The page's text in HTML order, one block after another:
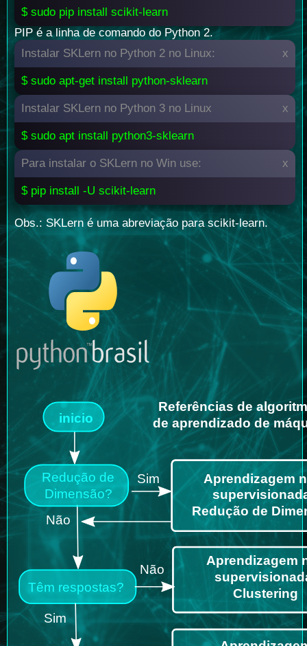
$ sudo pip install scikit-learn
PIP é a linha de comando do Python 2.
Instalar SKLern no Python 2 no Linux:
x
$ sudo apt-get install python-sklearn
Instalar SKLern no Python 3 no Linux x
$ sudo apt install python3-sklearn
Para instalar o SKLern no Win use: x
$ pip install -U scikit-learn
Obs.: SKLern é uma abreviação para scikit-learn.